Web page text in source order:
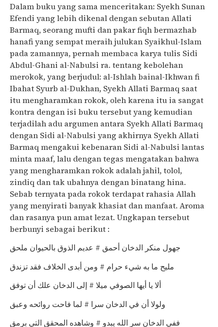
Dalam buku yang sama menceritakan: Syekh Sunan
Efendi yang lebih dikenal dengan sebutan Allati
Barmaq, seorang mufti dan pakar fiqh bermazhab
hanafi yang sempat meraih julukan Syaikhul-Islam
pada zamannya, pernah membaca karya tulis Sidi
Abdul-Ghani al-Nabulsi ra. tentang kebolehan
merokok, yang berjudul: al-Ishlah bainal-Ikhwan fi
Ibahat Syurb al-Dukhan, Syekh Allati Barmaq saat
itu mengharamkan rokok, oleh karena itu ia sangat
kontra dengan isi buku tersebut yang kemudian
terjadilah adu argumen antara Syekh Allati Barmaq
dengan Sidi al-Nabulsi yang akhirnya Syekh Allati
Barmaq mengakui kebenaran Sidi al-Nabulsi lantas
minta maaf, lalu dengan tegas mengatakan bahwa
yang mengharamkan rokok adalah jahil, tolol,
zindiq dan tak ubahnya dengan binatang hina.
Sebab ternyata pada rokok terdapat rahasia Allah
yang menyirati banyak khasiat dan manfaat. Aroma
dan rasanya pun amat lezat. Ungkapan tersebut
berbunyi sebagai berikut :
جهول منكر الدخان أحمق # عديم الذوق بالحيوان ملحق
مليح ما به شيء حرام # ومن أبدى الخلاف فقد تزندق
ألا يا أيها الصوفي ميلا # إلى الدخان علك أن توفق
ولولا أن في الدخان سرا # لما فاحت روائحه وعبق
ففي الدخان سر الله يبدو # وشاهده المحقق التي برمق